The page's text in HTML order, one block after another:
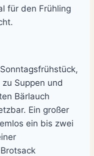
für den Frühling
Suppen und
Bärlauch
Ein großer
ein bis zwei